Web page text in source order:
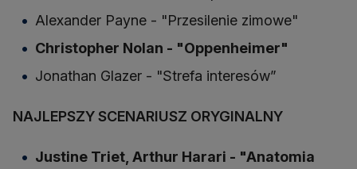
Alexander Payne - "Przesilenie zimowe"
Christopher Nolan - "Oppenheimer"
Jonathan Glazer - "Strefa interesów”
NAJLEPSZY SCENARIUSZ ORYGINALNY
Justine Triet, Arthur Harari - "Anatomia